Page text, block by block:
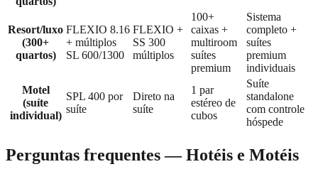
Resort/luxo
(300+
quartos)
FLEXIO 8.16
+ múltiplos
SL 600/1300
FLEXIO +
SS 300
múltiplos
100+
caixas +
multiroom
suítes
premium
Sistema
completo +
suítes
premium
individuais
Motel
(suíte
individual)
SPL 400 por
suíte
Direto na
suíte
1 par
estéreo de
cubos
Suíte
standalone
com controle
hóspede
Perguntas frequentes —Hotéis e Motéis